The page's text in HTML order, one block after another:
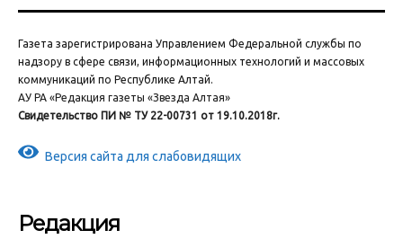
Газета зарегистрирована Управлением Федеральной службы по
надзору в сфере связи, информационных технологий и массовых
коммуникаций по Республике Алтай.
АУ РА «Редакция газеты «Звезда Алтая»
Свидетельство ПИ № ТУ 22-00731 от 19.10.2018г.
Версия сайта для слабовидящих
Редакция